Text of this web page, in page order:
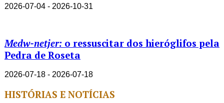
2026-07-04 - 2026-10-31
Medw-netjer: o ressuscitar dos hieróglifos pela
Pedra de Roseta
2026-07-18 - 2026-07-18
HISTÓRIAS E NOTÍCIAS